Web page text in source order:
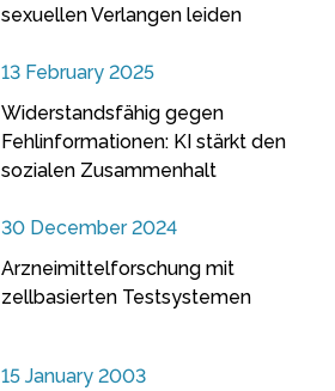
sexuellen Verlangen leiden
13 February 2025
Widerstandsfähig gegen
Fehlinformationen: KI stärkt den
sozialen Zusammenhalt
30 December 2024
Arzneimittelforschung mit
zellbasierten Testsystemen
15 January 2003